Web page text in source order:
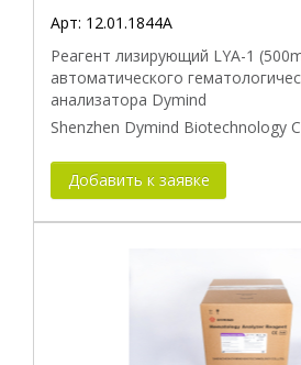
Арт: 12.01.1844A
Реагент лизирующий LYA-1
автоматического
анализатора Dymind
Shenzhen Dymind Biotechnology
Добавить к заявке